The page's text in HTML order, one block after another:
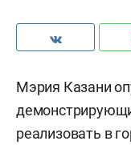
Мэрия Казани
реализовать в